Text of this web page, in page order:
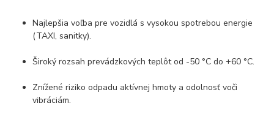
Najlepšia voľba pre vozidlá s vysokou spotrebou energie
(TAXI, sanitky).
Široký rozsah prevádzkových teplôt od -50 °C do +60 °C.
Znížené riziko odpadu aktívnej hmoty a odolnosť voči
vibráciám.